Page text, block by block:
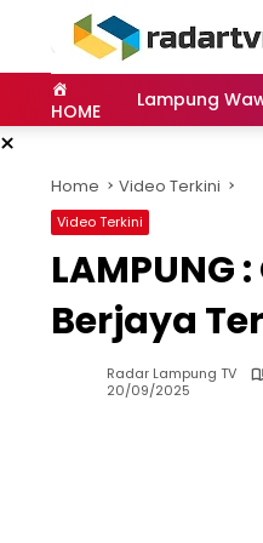
HOME Lampung
×
Home Video Terkini
Video Terkini
Berjaya
Radar Lampung TV
20/09/2025